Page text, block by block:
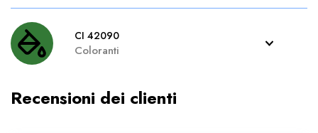
CI 42090
Coloranti
Recensioni dei clienti